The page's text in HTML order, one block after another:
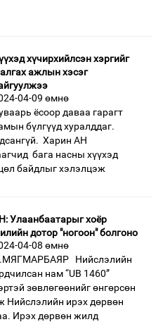
хүчирхийлсэн хэргийг
ажлын хэсэг
04-09 өмнө
ёсоор даваа гарагт
бүлгүүд хуралддаг.
Харин АН
бага насны хүүхэд
байдлыг хэлэлцэж
Улаанбаатарыг хоёр
дотор "ногоон" болгоно
04-08 өмнө
Нийслэлийн
нам “UB 1460”
зөвлөгөөнийг өнгөрсөн
Нийслэлийн ирэх дөрвөн
Ирэх дөрвөн жилд